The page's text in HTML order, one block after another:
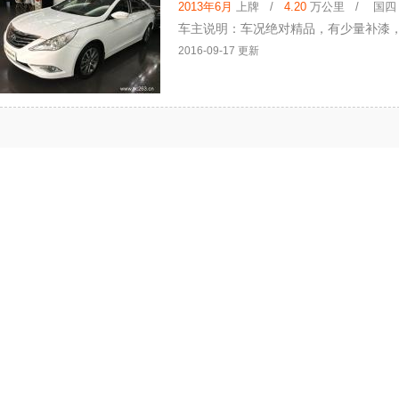
2013年6月 上牌 / 4.20 万公里 / 国四 /
车主说明：车况绝对精品，有少量补漆
2016-09-17 更新